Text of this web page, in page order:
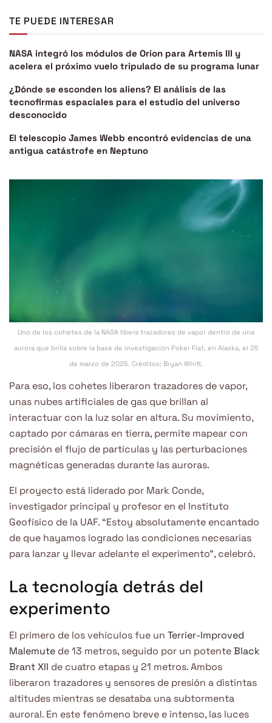
TE PUEDE INTERESAR
NASA integró los módulos de Orion para Artemis III y
acelera el próximo vuelo tripulado de su programa lunar
¿Dónde se esconden los aliens? El análisis de las
tecnofirmas espaciales para el estudio del universo
desconocido
El telescopio James Webb encontró evidencias de una
antigua catástrofe en Neptuno
Uno de los cohetes de la NASA libera trazadores de vapor dentro de una
aurora que brilla sobre la base de investigación Poker Flat, en Alaska, el 25
de marzo de 2025. Créditos: Bryan Whitt.
Para eso, los cohetes liberaron trazadores de vapor,
unas nubes artificiales de gas que brillan al
interactuar con la luz solar en altura. Su movimiento,
captado por cámaras en tierra, permite mapear con
precisión el flujo de partículas y las perturbaciones
magnéticas generadas durante las auroras.
El proyecto está liderado por Mark Conde,
investigador principal y profesor en el Instituto
Geofísico de la UAF. “Estoy absolutamente encantado
de que hayamos logrado las condiciones necesarias
para lanzar y llevar adelante el experimento”, celebró.
La tecnología detrás del
experimento
El primero de los vehículos fue un Terrier-Improved
Malemute de 13 metros, seguido por un potenteBlack
Brant XII de cuatro etapas y 21 metros. Ambos
liberaron trazadores y sensores de presión a distintas
altitudes mientras se desataba una subtormenta
auroral. En este fenómeno breve e intenso, las luces